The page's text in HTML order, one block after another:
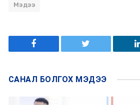
Мэдээ
САНАЛ БОЛГОХ МЭДЭЭ